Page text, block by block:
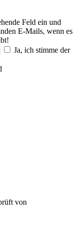
Feld ein und
E-Mails, wenn es
Ja, ich stimme der
von